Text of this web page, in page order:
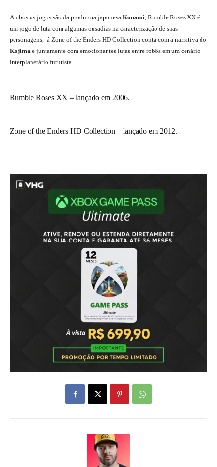
Ambos os jogos são da produtora japonesa Konami, Rumble Roses XX é
um jogo de luta com algumas ousadias na caracterização de suas
personagens, já Zone of the Enders HD Collection conta com a narrativa do
Kojima e juntamente com emocionantes lutas entre robôs em um cenário
interplanetário futurista.
Rumble Roses XX – lançado em 2006.
Zone of the Enders HD Collection – lançado em 2012.